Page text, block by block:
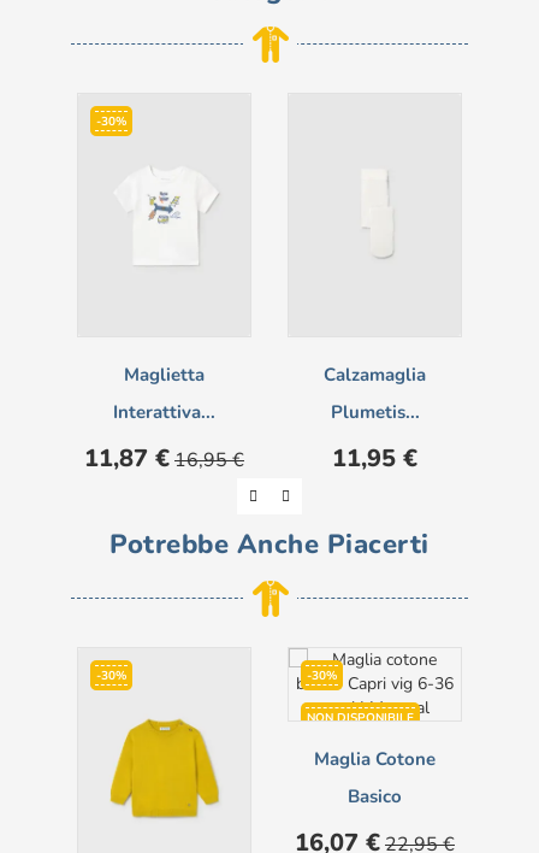
-30%
Maglietta
Interattiva...
Prezzo
11,87 € Prezzo
base
16,95 €
Calzamaglia
Plumetis...
Prezzo
11,95 €
Potrebbe Anche Piacerti
-30% -30%
NON DISPONIBILE
Maglia Cotone
Basico
Prezzo
16,07 € Prezzo
22,95 €